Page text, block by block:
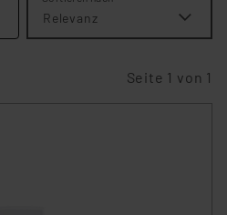
Relevanz
Seite 1 von 1